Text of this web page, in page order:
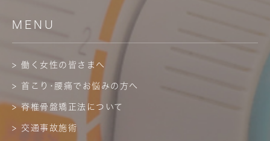
MENU
> 働く女性の皆さまへ
> 首こり･腰痛でお悩みの方へ
> 脊椎骨盤矯正法について
> 交通事故施術